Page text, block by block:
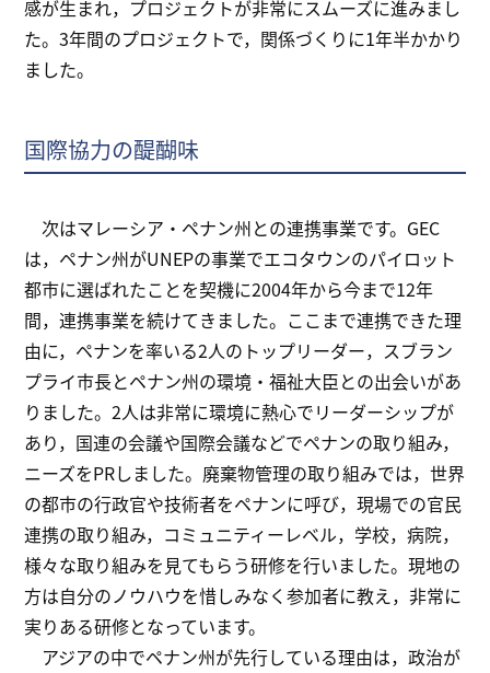
感が生まれ，プロジェクトが非常にスムーズに進みまし
た。3年間のプロジェクトで，関係づくりに1年半かかり
ました。
国際協力の醍醐味
次はマレーシア・ペナン州との連携事業です。GEC
は，ペナン州がUNEPの事業でエコタウンのパイロット
都市に選ばれたことを契機に2004年から今まで12年
間，連携事業を続けてきました。ここまで連携できた理
由に，ペナンを率いる2人のトップリーダー，スブラン
プライ市長とペナン州の環境・福祉大臣との出会いがあ
りました。2人は非常に環境に熱心でリーダーシップが
あり，国連の会議や国際会議などでペナンの取り組み，
ニーズをPRしました。廃棄物管理の取り組みでは，世界
の都市の行政官や技術者をペナンに呼び，現場での官民
連携の取り組み，コミュニティーレベル，学校，病院，
様々な取り組みを見てもらう研修を行いました。現地の
方は自分のノウハウを惜しみなく参加者に教え，非常に
実りある研修となっています。
アジアの中でペナン州が先行している理由は，政治が